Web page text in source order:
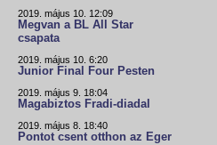
2019. május 10. 12:09
Megvan a BL All Star
csapata
2019. május 10. 6:20
Junior Final Four Pesten
2019. május 9. 18:04
Magabiztos Fradi-diadal
2019. május 8. 18:40
Pontot csent otthon az Eger